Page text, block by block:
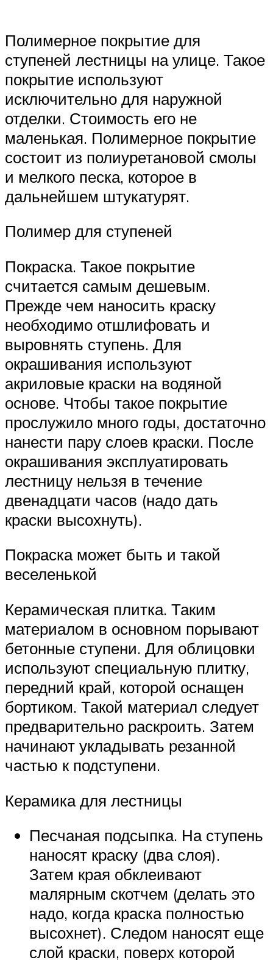
Полимерное покрытие для
ступеней лестницы на улице. Такое
покрытие используют
исключительно для наружной
отделки. Стоимость его не
маленькая. Полимерное покрытие
состоит из полиуретановой смолы
и мелкого песка, которое в
дальнейшем штукатурят.
Полимер для ступеней
Покраска. Такое покрытие
считается самым дешевым.
Прежде чем наносить краску
необходимо отшлифовать и
выровнять ступень. Для
окрашивания используют
акриловые краски на водяной
основе. Чтобы такое покрытие
прослужило много годы, достаточно
нанести пару слоев краски. После
окрашивания эксплуатировать
лестницу нельзя в течение
двенадцати часов (надо дать
краски высохнуть).
Покраска может быть и такой
веселенькой
Керамическая плитка. Таким
материалом в основном порывают
бетонные ступени. Для облицовки
используют специальную плитку,
передний край, которой оснащен
бортиком. Такой материал следует
предварительно раскроить. Затем
начинают укладывать резанной
частью к подступени.
Керамика для лестницы
Песчаная подсыпка. На ступень
наносят краску (два слоя).
Затем края обклеивают
малярным скотчем (делать это
надо, когда краска полностью
высохнет). Следом наносят еще
слой краски, поверх которой